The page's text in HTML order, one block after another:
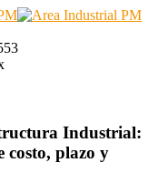
Industrial:
costo, plazo y